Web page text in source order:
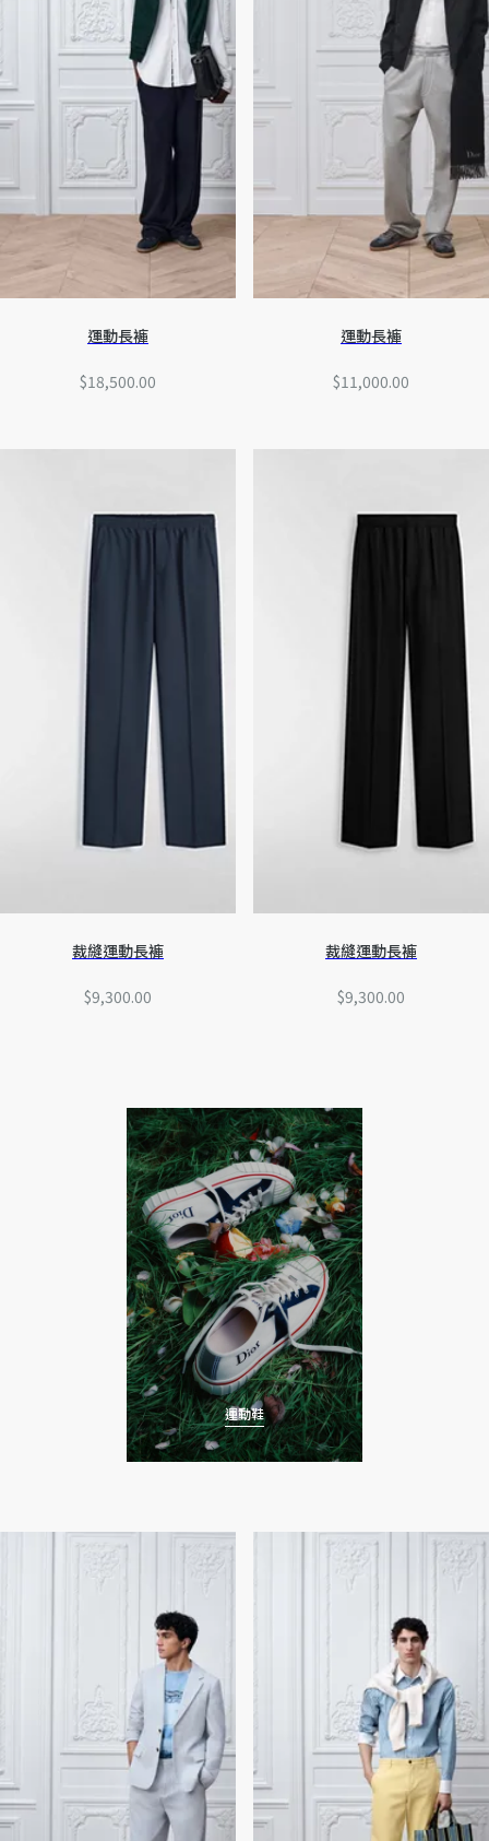
運動長褲
$18,500.00
運動長褲
$11,000.00
裁縫運動長褲
$9,300.00
裁縫運動長褲
$9,300.00
運動鞋